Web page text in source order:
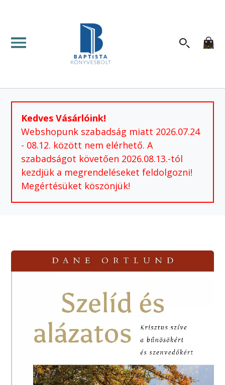
Kedves Vásárlóink!
Webshopunk szabadság miatt 2026.07.24
- 08.12. között nem elérhető. A
szabadságot követően 2026.08.13.-tól
kezdjük a megrendeléseket feldolgozni!
Megértésüket köszönjük!